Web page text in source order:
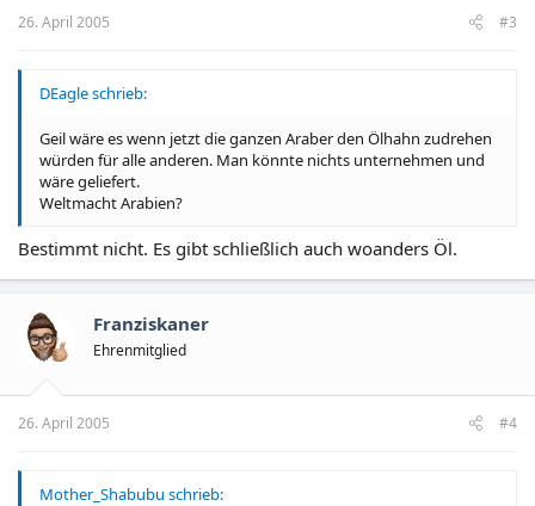
26. April 2005 #3
DEagle schrieb:
Geil wäre es wenn jetzt die ganzen Araber den Ölhahn zudrehen
würden für alle anderen. Man könnte nichts unternehmen und
wäre geliefert.
Weltmacht Arabien?
Bestimmt nicht. Es gibt schließlich auch woanders Öl.
Franziskaner
Ehrenmitglied
26. April 2005 #4
Mother_Shabubu schrieb: